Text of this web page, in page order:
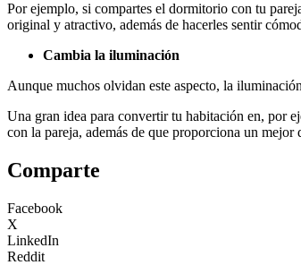
Por ejemplo, si compartes el dormitorio con tu
original y atractivo, además de hacerles sentir
Cambia la iluminación
Aunque muchos olvidan este aspecto, la
Una gran idea para convertir tu habitación en, por
con la pareja, además de que proporciona un mejor
Comparte
Facebook
X
LinkedIn
Reddit